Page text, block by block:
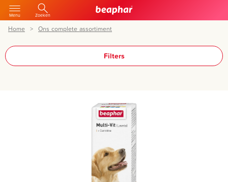
Menu Zoeken
Home Ons complete assortiment
Filters